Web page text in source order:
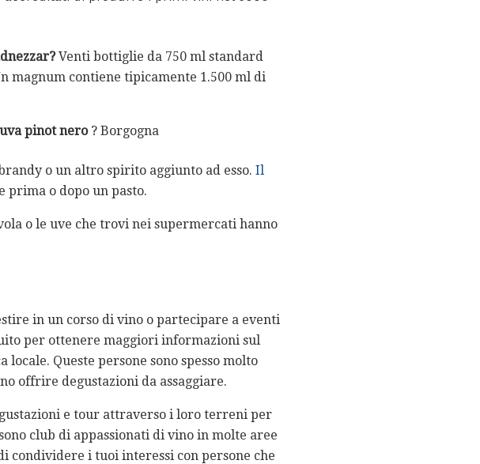
Venti bottiglie da 750 ml standard
magnum contiene tipicamente 1.500 ml di
pinot nero? Borgogna
o un altro spirito aggiunto ad esso. Il
prima o dopo un pasto.
o le uve che trovi nei supermercati hanno
in un corso di vino o partecipare a eventi
per ottenere maggiori informazioni sul
Queste persone sono spesso molto
offrire degustazioni da assaggiare.
e tour attraverso i loro terreni per
club di appassionati di vino in molte aree
condividere i tuoi interessi con persone che